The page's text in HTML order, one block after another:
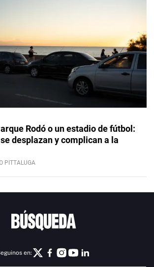
Rodó o un estadio de fútbol:
desplazan y complican a la
PITTALUGA
en: